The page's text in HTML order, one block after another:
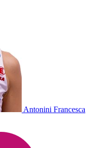
Antonini Francesca